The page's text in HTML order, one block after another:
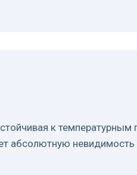
к температурным
абсолютную невидимость